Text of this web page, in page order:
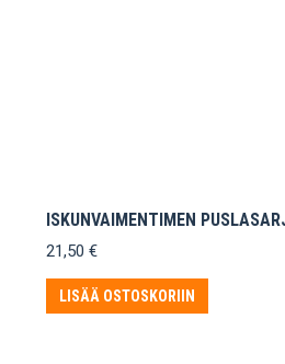
ISKUNVAIMENTIMEN
21,50 €
LISÄÄ OSTOSKORIIN